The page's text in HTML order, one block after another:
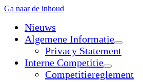
Ga naar de inhoud
Nieuws
Algemene Informatie
open
dropdown
Privacy Statement
Interne Competitie
open
dropdown
Competitiereglement